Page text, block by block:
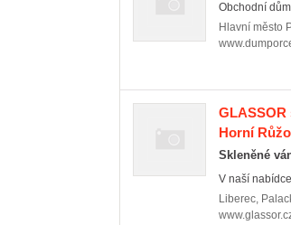
Obchodní
Hlavní město
GLASSOR
Horní
Skleněné
V naší
Liberec,